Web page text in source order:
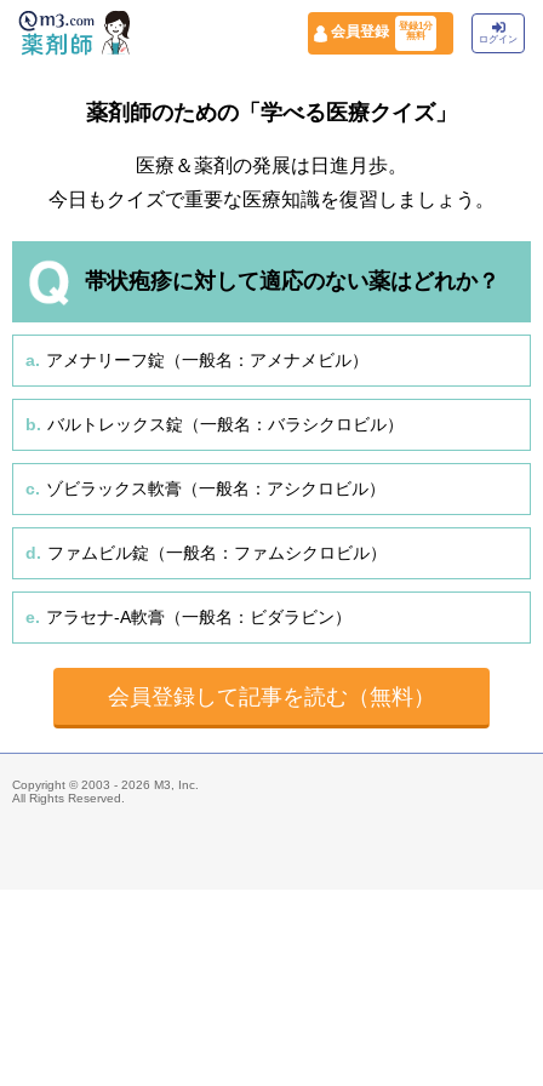
会員登録
登録1分
無料
ログイン
薬剤師のための「学べる医療クイズ」
医療＆薬剤の発展は日進月歩。
今日もクイズで重要な医療知識を復習しましょう。
帯状疱疹に対して適応のない薬はどれか？
a. アメナリーフ錠（一般名：アメナメビル）
b. バルトレックス錠（一般名：バラシクロビル）
c. ゾビラックス軟膏（一般名：アシクロビル）
d. ファムビル錠（一般名：ファムシクロビル）
e. アラセナ-A軟膏（一般名：ビダラビン）
会員登録して記事を読む（無料）
Copyright © 2003 - 2026 M3, Inc.
All Rights Reserved.